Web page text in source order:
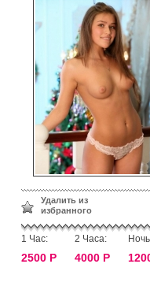
Удалить из
избранного
1 Час:
2500 Р
2 Часа:
4000 Р